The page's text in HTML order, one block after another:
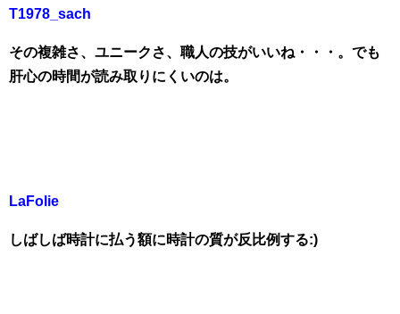
T1978_sach
その複雑さ、ユニークさ、職人の技がいいね・・・。でも
肝心の時間が読み取りにくいのは。
LaFolie
しばしば時計に払う額に時計の質が反比例する:)